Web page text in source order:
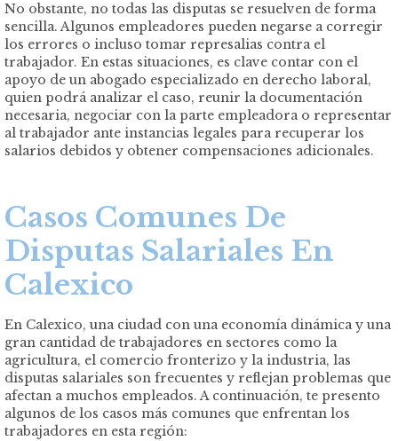
No obstante, no todas las disputas se resuelven de forma
sencilla. Algunos empleadores pueden negarse a corregir
los errores o incluso tomar represalias contra el
trabajador. En estas situaciones, es clave contar con el
apoyo de un abogado especializado en derecho laboral,
quien podrá analizar el caso, reunir la documentación
necesaria, negociar con la parte empleadora o representar
al trabajador ante instancias legales para recuperar los
salarios debidos y obtener compensaciones adicionales.
Casos Comunes De
Disputas Salariales En
Calexico
En Calexico, una ciudad con una economía dinámica y una
gran cantidad de trabajadores en sectores como la
agricultura, el comercio fronterizo y la industria, las
disputas salariales son frecuentes y reflejan problemas que
afectan a muchos empleados. A continuación, te presento
algunos de los casos más comunes que enfrentan los
trabajadores en esta región: